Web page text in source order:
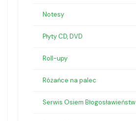
Notesy
Płyty CD, DVD
Roll-upy
Różańce na palec
Serwis Osiem Błogosławieństw